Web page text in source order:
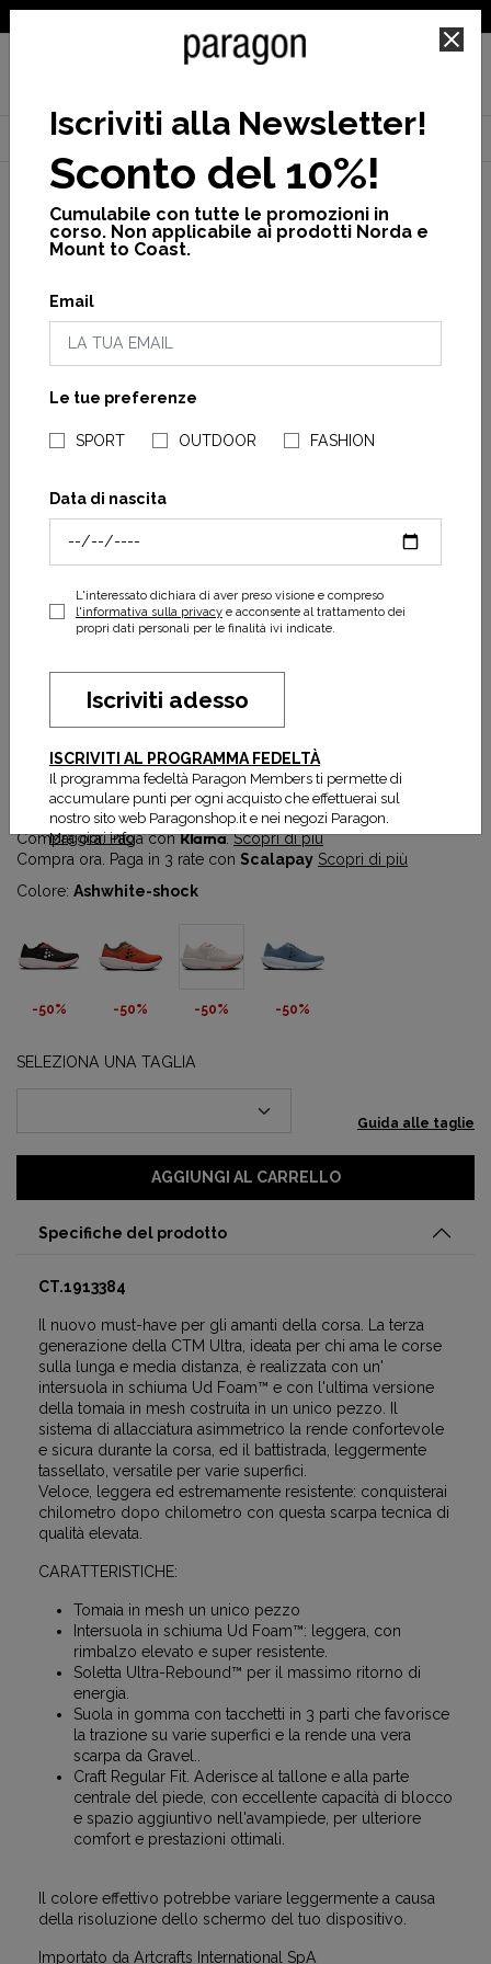
NEGOZI PARAGONSHOP
Home Uomo Scarpe Ultra Ctm ultra 3 m
CTM Ultra 3 M
80,00 € 160,00 €
Prezzo più basso degli ultimi 30 gg:80,00 €
Compra ora. Paga conKlarna.Scopri di più
Compra ora. Paga in 3 rate con Scalapay Scopri di più
Colore: Ashwhite-shock
-50% -50% -50% -50%
SELEZIONA UNA TAGLIA
Guida alle taglie
AGGIUNGI AL CARRELLO
Specifiche del prodotto
CT.1913384
Il nuovo must-have per gli amanti della corsa. La terza
generazione della CTM Ultra, ideata per chi ama le corse
sulla lunga e media distanza, è realizzata con un'
intersuola in schiuma Ud Foam™ e con l'ultima versione
della tomaia in mesh costruita in un unico pezzo. Il
sistema di allacciatura asimmetrico la rende confortevole
e sicura durante la corsa, ed il battistrada, leggermente
tassellato, versatile per varie superfici.
Veloce, leggera ed estremamente resistente: conquisterai
chilometro dopo chilometro con questa scarpa tecnica di
qualità elevata.
CARATTERISTICHE:
Tomaia in mesh un unico pezzo
Intersuola in schiuma Ud Foam™: leggera, con
rimbalzo elevato e super resistente.
Soletta Ultra-Rebound™ per il massimo ritorno di
energia.
Suola in gomma con tacchetti in 3 parti che favorisce
la trazione su varie superfici e la rende una vera
scarpa da Gravel..
Craft Regular Fit. Aderisce al tallone e alla parte
centrale del piede, con eccellente capacità di blocco
e spazio aggiuntivo nell'avampiede, per ulteriore
comfort e prestazioni ottimali.
Il colore effettivo potrebbe variare leggermente a causa
della risoluzione dello schermo del tuo dispositivo.
Importato da Artcrafts International SpA
Iscriviti alla Newsletter!
Sconto del 10%!
Cumulabile con tutte le promozioni in
corso. Non applicabile ai prodotti Norda e
Mount to Coast.
Email
Le tue preferenze
SPORT OUTDOOR FASHION
Data di nascita
L'interessato dichiara di aver preso visione e compreso
l'informativa sulla privacye acconsente al trattamento dei
propri dati personali per le finalità ivi indicate.
Iscriviti adesso
ISCRIVITI AL PROGRAMMA FEDELTÀ
Il programma fedeltà Paragon Members ti permette di
accumulare punti per ogni acquisto che effettuerai sul
nostro sito web Paragonshop.it e nei negozi Paragon.
Maggiori info